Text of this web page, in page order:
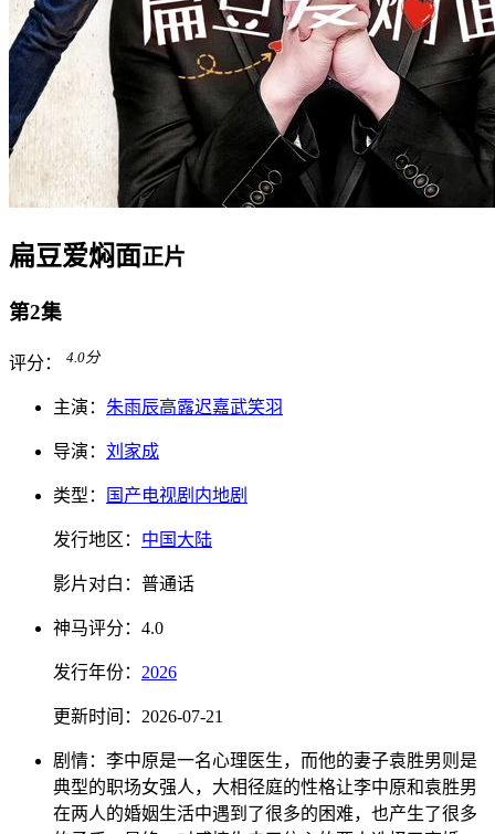
扁豆爱焖面正片
第2集
评分： 4.0分
主演： 朱雨辰高露迟嘉武笑羽
导演： 刘家成
类型： 国产电视剧 内地剧
发行地区： 中国大陆
影片对白： 普通话
神马评分： 4.0
发行年份： 2026
更新时间： 2026-07-21
剧情： 李中原是一名心理医生，而他的妻子袁胜男则是
典型的职场女强人，大相径庭的性格让李中原和袁胜男
在两人的婚姻生活中遇到了很多的困难，也产生了很多